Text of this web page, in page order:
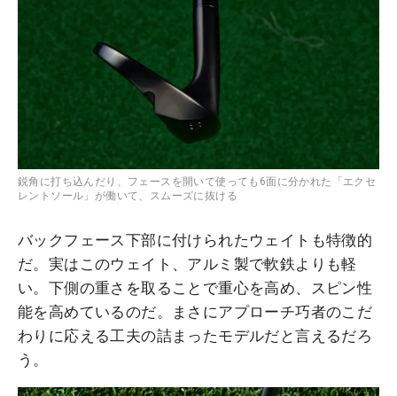
鋭角に打ち込んだり、フェースを開いて使っても6面に分かれた「エクセ
レントソール」が働いて、スムーズに抜ける
バックフェース下部に付けられたウェイトも特徴的
だ。実はこのウェイト、アルミ製で軟鉄よりも軽
い。下側の重さを取ることで重心を高め、スピン性
能を高めているのだ。まさにアプローチ巧者のこだ
わりに応える工夫の詰まったモデルだと言えるだろ
う。